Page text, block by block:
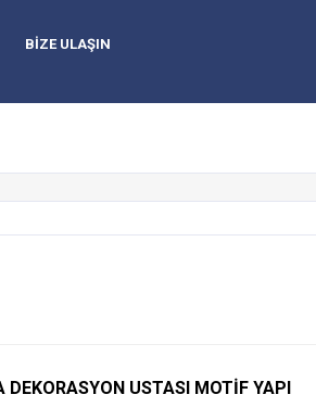
BİZE ULAŞIN
DEKORASYON USTASI MOTİF YAPI